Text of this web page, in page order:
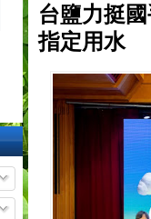
台鹽力挺
指定用水